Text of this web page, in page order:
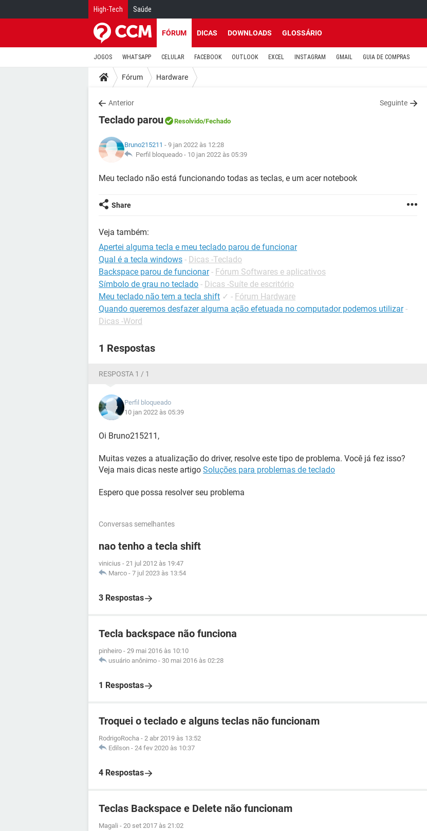
High-Tech Saúde
FÓRUM DICAS DOWNLOADS GLOSSÁRIO
JOGOS WHATSAPP CELULAR FACEBOOK OUTLOOK EXCEL INSTAGRAM GMAIL GUIA DE COMPRAS
Fórum Hardware
Anterior Seguinte
Teclado parou Resolvido/Fechado
Bruno215211 - 9 jan 2022 às 12:28
Perfil bloqueado - 10 jan 2022 às 05:39
Meu teclado não está funcionando todas as teclas, e um acer notebook
Share
Veja também:
Apertei alguma tecla e meu teclado parou de funcionar
Qual é a tecla windows - Dicas -Teclado
Backspace parou de funcionar - Fórum Softwares e aplicativos
Símbolo de grau no teclado - Dicas -Suíte de escritório
Meu teclado não tem a tecla shift ✓ - Fórum Hardware
Quando queremos desfazer alguma ação efetuada no computador podemos utilizar -
Dicas -Word
1 Respostas
RESPOSTA 1 / 1
Perfil bloqueado
10 jan 2022 às 05:39
Oi Bruno215211,
Muitas vezes a atualização do driver, resolve este tipo de problema. Você já fez isso?
Veja mais dicas neste artigo Soluções para problemas de teclado
Espero que possa resolver seu problema
Conversas semelhantes
nao tenho a tecla shift
vinicius - 21 jul 2012 às 19:47
Marco - 7 jul 2023 às 13:54
3 Respostas
Tecla backspace não funciona
pinheiro - 29 mai 2016 às 10:10
usuário anônimo - 30 mai 2016 às 02:28
1 Respostas
Troquei o teclado e alguns teclas não funcionam
RodrigoRocha - 2 abr 2019 às 13:52
Edilson - 24 fev 2020 às 10:37
4 Respostas
Teclas Backspace e Delete não funcionam
Magali - 20 set 2017 às 21:02